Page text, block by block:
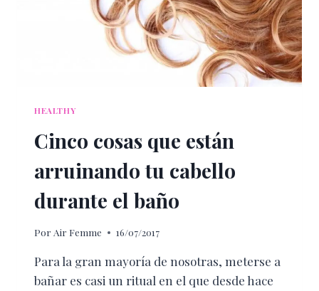
HEALTHY
Cinco cosas que están
arruinando tu cabello
durante el baño
Por Air Femme 16/07/2017
Para la gran mayoría de nosotras, meterse a
bañar es casi un ritual en el que desde hace